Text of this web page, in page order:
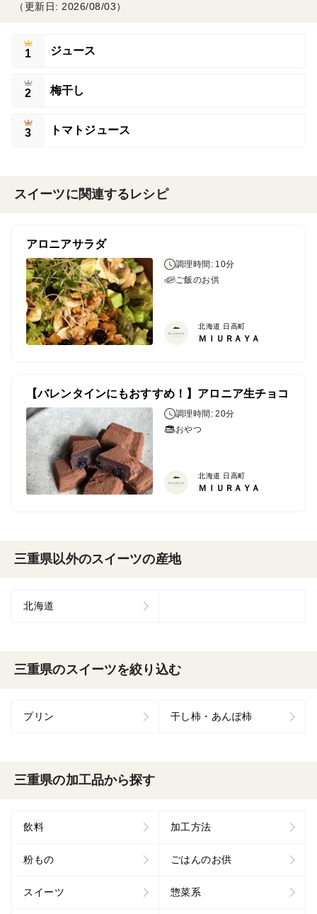
（更新日: 2026/08/03）
1 ジュース
2 梅干し
3 トマトジュース
スイーツに関連するレシピ
アロニアサラダ
調理時間: 10分
ご飯のお供
北海道 日高町
ＭＩＵＲＡＹＡ
【バレンタインにもおすすめ！】アロニア生チョコ
調理時間: 20分
おやつ
北海道 日高町
ＭＩＵＲＡＹＡ
三重県以外のスイーツの産地
北海道
三重県のスイーツを絞り込む
プリン 干し柿・あんぽ柿
三重県の加工品から探す
飲料 加工方法
粉もの ごはんのお供
スイーツ 惣菜系